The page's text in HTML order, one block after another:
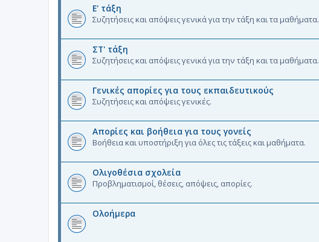
Ε' τάξη
Συζητήσεις και απόψεις γενικά για την τάξη και τα μαθήματα.
ΣΤ' τάξη
Συζητήσεις και απόψεις γενικά για την τάξη και τα μαθήματα.
Γενικές απορίες για τους εκπαιδευτικούς
Συζητήσεις και απόψεις γενικές.
Απορίες και βοήθεια για τους γονείς
Βοήθεια και υποστήριξη για όλες τις τάξεις και μαθήματα.
Ολιγοθέσια σχολεία
Προβληματισμοί, θέσεις, απόψεις, απορίες.
Ολοήμερα